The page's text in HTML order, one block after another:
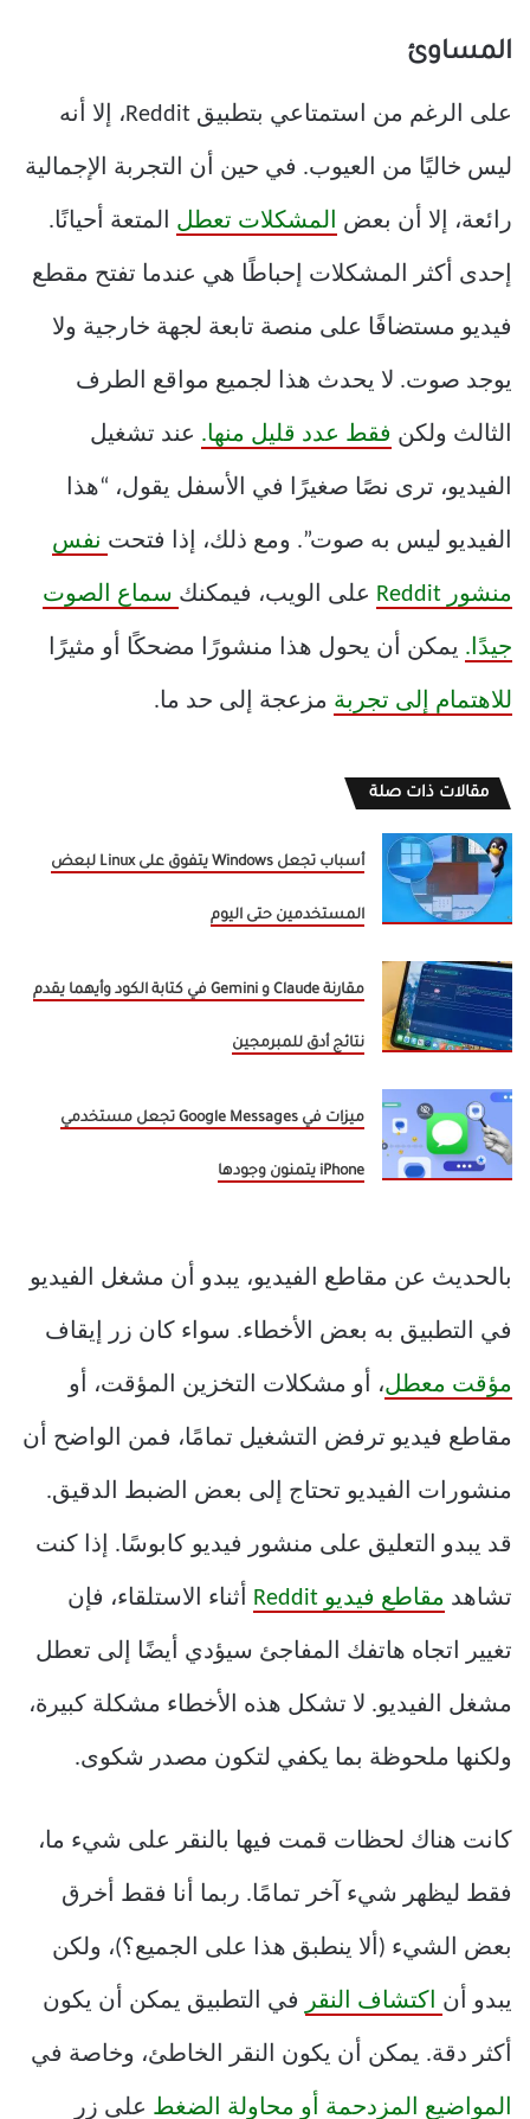
المساوئ
على الرغم من استمتاعي بتطبيق Reddit، إلا أنه
ليس خاليًا من العيوب. في حين أن التجربة الإجمالية
رائعة، إلا أن بعض المشكلات تعطل المتعة أحيانًا.
إحدى أكثر المشكلات إحباطًا هي عندما تفتح مقطع
فيديو مستضافًا على منصة تابعة لجهة خارجية ولا
يوجد صوت. لا يحدث هذا لجميع مواقع الطرف
الثالث ولكن فقط عدد قليل منها. عند تشغيل
الفيديو، ترى نصًا صغيرًا في الأسفل يقول، “هذا
الفيديو ليس به صوت”. ومع ذلك، إذا فتحت نفس
منشور Reddit على الويب، فيمكنك سماع الصوت
جيدًا. يمكن أن يحول هذا منشورًا مضحكًا أو مثيرًا
للاهتمام إلى تجربة مزعجة إلى حد ما.
مقالات ذات صلة
أسباب تجعل Windows يتفوق على Linux لبعض
المستخدمين حتى اليوم
مقارنة Claude و Gemini في كتابة الكود وأيهما يقدم
نتائج أدق للمبرمجين
ميزات في Google Messages تجعل مستخدمي
iPhone يتمنون وجودها
بالحديث عن مقاطع الفيديو، يبدو أن مشغل الفيديو
في التطبيق به بعض الأخطاء. سواء كان زر إيقاف
مؤقت معطل، أو مشكلات التخزين المؤقت، أو
مقاطع فيديو ترفض التشغيل تمامًا، فمن الواضح أن
منشورات الفيديو تحتاج إلى بعض الضبط الدقيق.
قد يبدو التعليق على منشور فيديو كابوسًا. إذا كنت
تشاهد مقاطع فيديو Reddit أثناء الاستلقاء، فإن
تغيير اتجاه هاتفك المفاجئ سيؤدي أيضًا إلى تعطل
مشغل الفيديو. لا تشكل هذه الأخطاء مشكلة كبيرة،
ولكنها ملحوظة بما يكفي لتكون مصدر شكوى.
كانت هناك لحظات قمت فيها بالنقر على شيء ما،
فقط ليظهر شيء آخر تمامًا. ربما أنا فقط أخرق
بعض الشيء (ألا ينطبق هذا على الجميع؟)، ولكن
يبدو أن اكتشاف النقر في التطبيق يمكن أن يكون
أكثر دقة. يمكن أن يكون النقر الخاطئ، وخاصة في
المواضيع المزدحمة أو محاولة الضغط على زر